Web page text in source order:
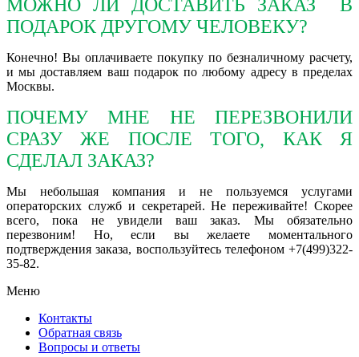
МОЖНО ЛИ ДОСТАВИТЬ ЗАКАЗ В
ПОДАРОК ДРУГОМУ ЧЕЛОВЕКУ?
Конечно! Вы оплачиваете покупку по безналичному расчету,
и мы доставляем ваш подарок по любому адресу в пределах
Москвы.
ПОЧЕМУ МНЕ НЕ ПЕРЕЗВОНИЛИ
СРАЗУ ЖЕ ПОСЛЕ ТОГО, КАК Я
СДЕЛАЛ ЗАКАЗ?
Мы небольшая компания и не пользуемся услугами
операторских служб и секретарей. Не переживайте! Скорее
всего, пока не увидели ваш заказ. Мы обязательно
перезвоним! Но, если вы желаете моментального
подтверждения заказа, воспользуйтесь телефоном +7(499)322-
35-82.
Меню
Контакты
Обратная связь
Вопросы и ответы